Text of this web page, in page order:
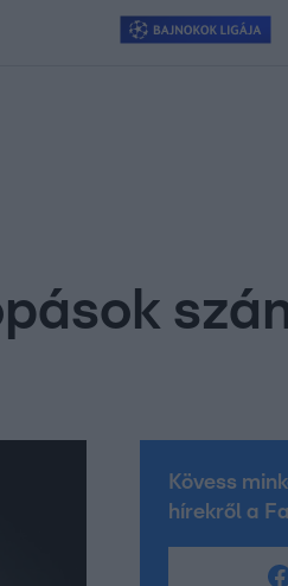
Exek csatája 2026
Kövess
hírekről a